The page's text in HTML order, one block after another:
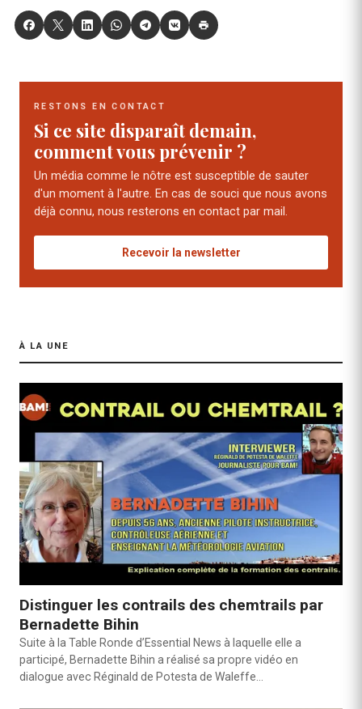
RESTONS EN CONTACT
Si ce site disparaît demain,
comment vous prévenir ?
Un média comme le nôtre est susceptible de sauter
d'un moment à l'autre. En cas de souci que nous avons
déjà connu, nous resterons en contact par mail.
Recevoir la newsletter
À LA UNE
Distinguer les contrails des chemtrails par
Bernadette Bihin
Suite à la Table Ronde d’Essential News à laquelle elle a
participé, Bernadette Bihin a réalisé sa propre vidéo en
dialogue avec Réginald de Potesta de Waleffe…